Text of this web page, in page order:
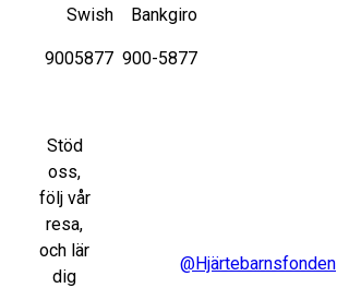
Swish
9005877
Bankgiro
900-5877
Stöd
oss,
följ vår
resa,
och lär
dig
@Hjärtebarnsfonden